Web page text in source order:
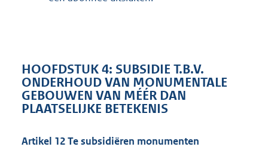
HOOFDSTUK 4: SUBSIDIE T.B.V.
ONDERHOUD VAN MONUMENTALE
GEBOUWEN VAN MÉÉR DAN
PLAATSELIJKE BETEKENIS
Artikel 12 Te subsidiëren monumenten